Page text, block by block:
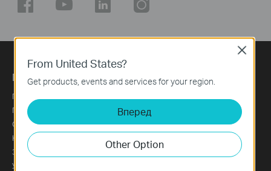
Про нас
Профіль компанії
Про нас
Сталий розвиток
Кар'єра в TP-Link
Зв'язатися з нами
Умови використання
From United States?
Get products, events and services for your region.
Вперед
Other Option
Close